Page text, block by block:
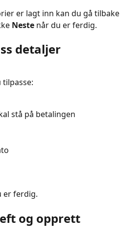
er lagt inn kan du gå tilbake
Neste når du er ferdig.
detaljer
tilpasse:
stå på betalingen
er ferdig.
og opprett